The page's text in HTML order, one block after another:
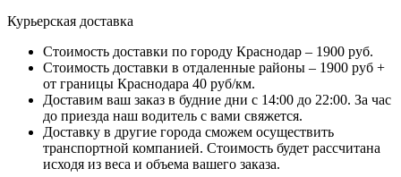
Курьерская доставка
Стоимость доставки по городу Краснодар – 1900 руб.
Стоимость доставки в отдаленные районы – 1900 руб +
от границы Краснодара 40 руб/км.
Доставим ваш заказ в будние дни с 14:00 до 22:00. За час
до приезда наш водитель с вами свяжется.
Доставку в другие города сможем осуществить
транспортной компанией. Стоимость будет рассчитана
исходя из веса и объема вашего заказа.